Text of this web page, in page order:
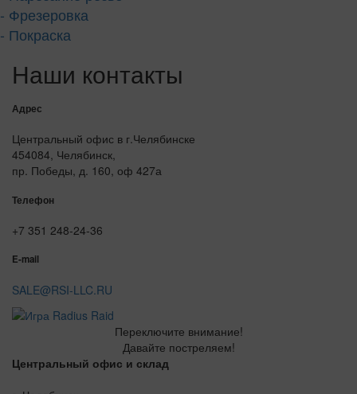
- Фрезеровка
- Покраска
Наши контакты
Адрес
Центральный офис в г.Челябинске
454084, Челябинск,
пр. Победы, д. 160, оф 427а
Телефон
+7 351 248-24-36
E-mail
SALE@RSI-LLC.RU
Переключите внимание!
Давайте постреляем!
Центральный офис и склад